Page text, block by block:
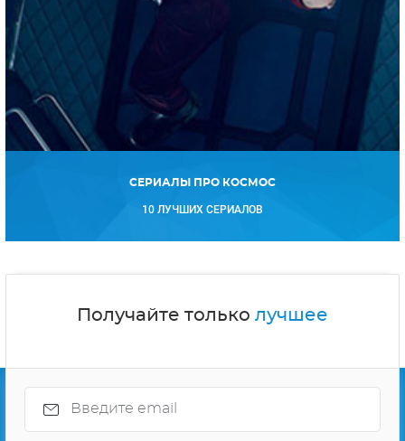
СЕРИАЛЫ ПРО КОСМОС
10 ЛУЧШИХ СЕРИАЛОВ
Получайте только лучшее